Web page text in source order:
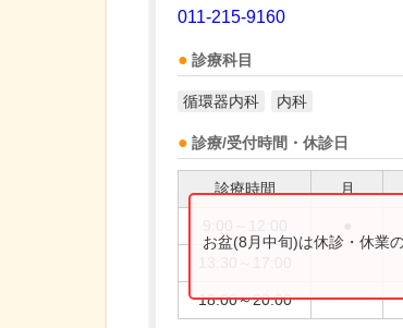
011-215-9160
診療科目
循環器内科 内科
診療/受付時間・休診日
診療時間 月
18:00～20:00
お盆(8月中旬)は休診・休業